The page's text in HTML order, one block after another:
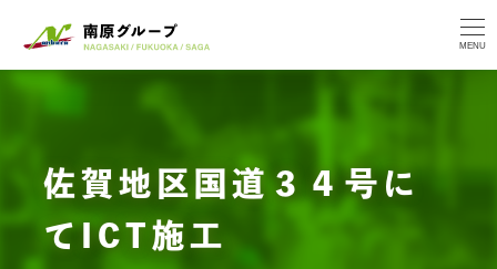
MENU
佐賀地区国道３４号に
てICT施工